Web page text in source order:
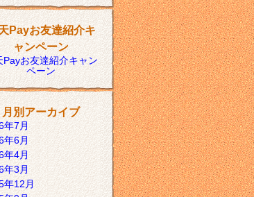
Payお友達紹介キ
ャンペーン
Payお友達紹介キャン
ペーン
月別アーカイブ
年7月
年6月
年4月
年3月
年12月